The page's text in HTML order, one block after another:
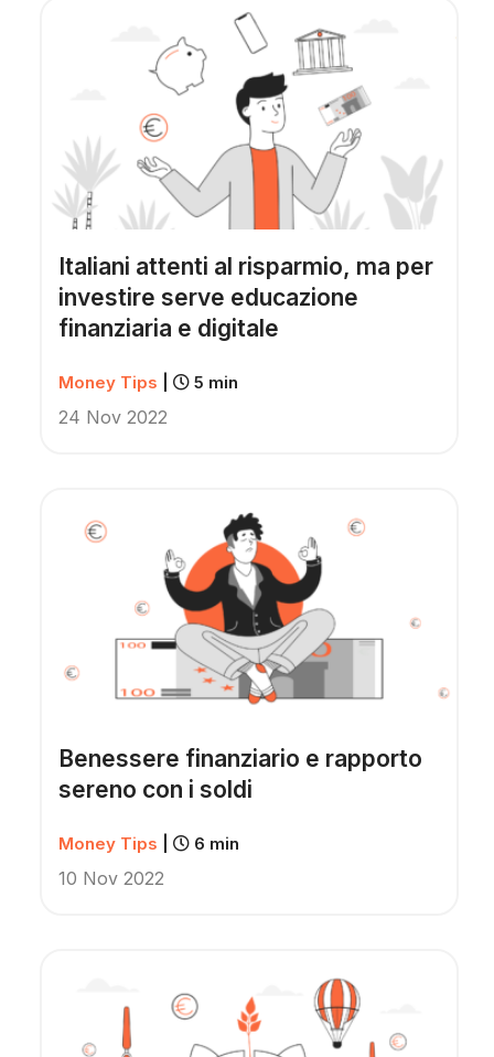
Italiani attenti al risparmio, ma per
investire serve educazione
finanziaria e digitale
Money Tips 5 min
24 Nov 2022
Benessere finanziario e rapporto
sereno con i soldi
Money Tips 6 min
10 Nov 2022